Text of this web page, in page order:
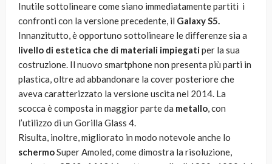
Inutile sottolineare come siano immediatamente partiti i
confronti con la versione precedente, il Galaxy S5.
Innanzitutto, è opportuno sottolineare le differenze sia a
livello di estetica che di materiali impiegatiper la sua
costruzione. Il nuovo smartphone non presenta più parti in
plastica, oltre ad abbandonare la cover posteriore che
aveva caratterizzato la versione uscita nel 2014. La
scocca è composta in maggior parte da metallo, con
l’utilizzo di un Gorilla Glass 4.
Risulta, inoltre, migliorato in modo notevole anche lo
schermoSuper Amoled, come dimostra la risoluzione,